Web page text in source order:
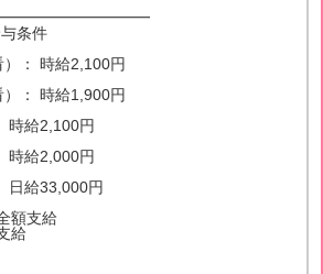
条件
： 時給2,100円
）： 時給1,900円
時給2,100円
時給2,000円
日給33,000円
額支給
給